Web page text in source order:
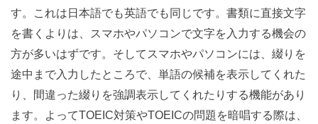
す。これは日本語でも英語でも同じです。書類に直接文字
を書くよりは、スマホやパソコンで文字を入力する機会の
方が多いはずです。そしてスマホやパソコンには、綴りを
途中まで入力したところで、単語の候補を表示してくれた
り、間違った綴りを強調表示してくれたりする機能があり
ます。よってTOEIC対策やTOEICの問題を暗唱する際は、